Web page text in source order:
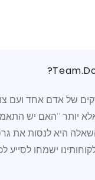
היא לנסות את
ישמחו לסייע